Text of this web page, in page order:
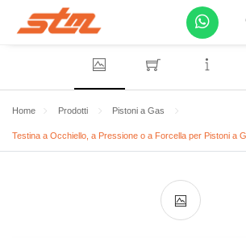
Home Prodotti Pistoni a Gas
Testina a Occhiello, a Pressione o a Forcella per Pistoni a